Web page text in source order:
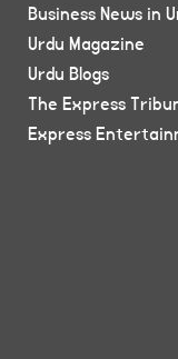
Business News in
Urdu Magazine
Urdu Blogs
The Express
Express